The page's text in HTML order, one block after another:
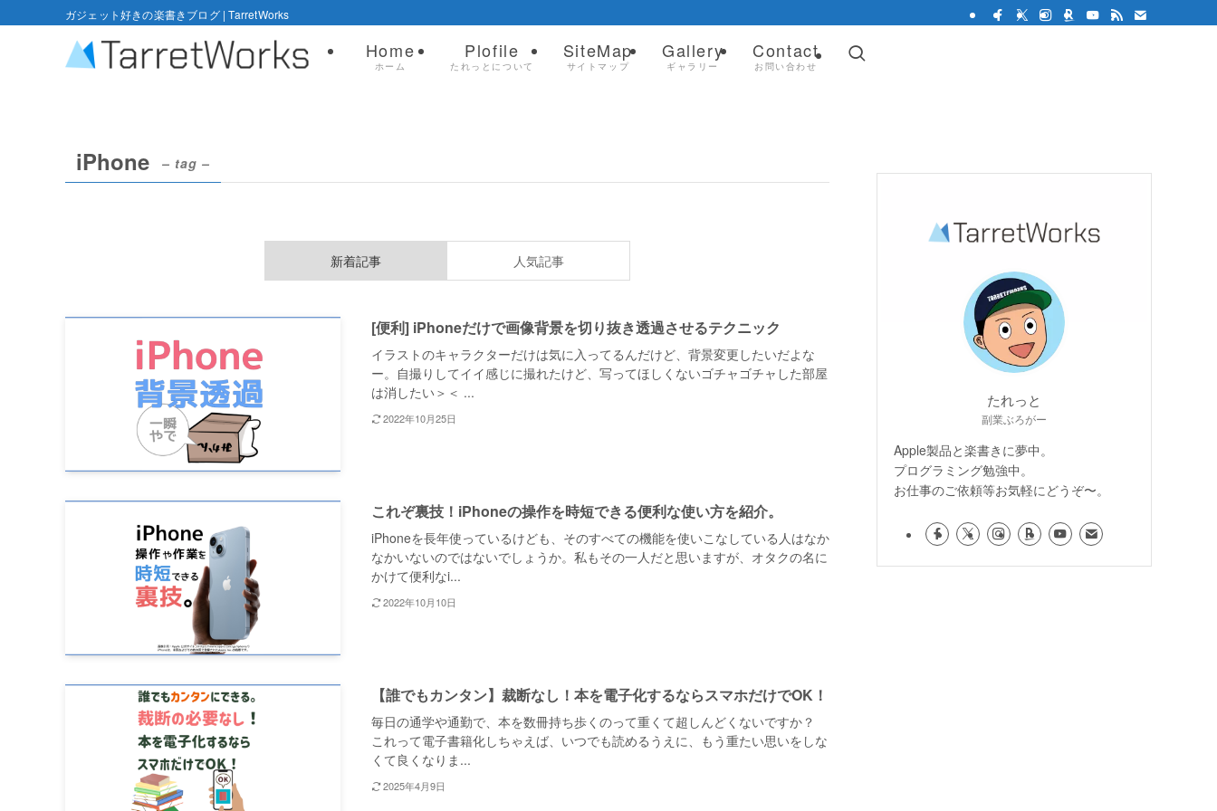
ガジェット好きの楽書きブログ | TarretWorks
Home
ホーム
Plofile
たれっとについて
SiteMap
サイトマップ
Gallery
ギャラリー
Contact
お問い合わせ
iPhone – tag –
新着記事 人気記事
[便利] iPhoneだけで画像背景を切り抜き透過させるテクニック
イラストのキャラクターだけは気に入ってるんだけど、背景変更したいだよな
ー。自撮りしてイイ感じに撮れたけど、写ってほしくないゴチャゴチャした部屋
は消したい＞＜ ...
2022年10月25日
これぞ裏技！iPhoneの操作を時短できる便利な使い方を紹介。
iPhoneを長年使っているけども、そのすべての機能を使いこなしている人はなか
なかいないのではないでしょうか。私もその一人だと思いますが、オタクの名に
かけて便利なi...
2022年10月10日
【誰でもカンタン】裁断なし！本を電子化するならスマホだけでOK！
毎日の通学や通勤で、本を数冊持ち歩くのって重くて超しんどくないですか？
これって電子書籍化しちゃえば、いつでも読めるうえに、もう重たい思いをしな
くて良くなりま...
2025年4月9日
たれっと
副業ぶろがー
Apple製品と楽書きに夢中。
プログラミング勉強中。
お仕事のご依頼等お気軽にどうぞ〜。